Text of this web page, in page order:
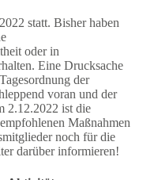
statt. Bisher haben
oder in
Eine Drucksache
der
voran und der
2.12.2022 ist die
Maßnahmen
noch für die
darüber informieren!